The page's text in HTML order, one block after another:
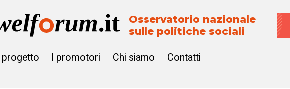
Osservatorio nazionale
sulle politiche sociali
Il progetto I promotori Chi siamo Contatti